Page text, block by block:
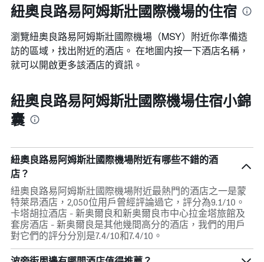
紐奧良路易阿姆斯壯國際機場的住宿
瀏覽紐奧良路易阿姆斯壯國際機場​（MSY​）附近你準備造
訪的區域，找出附近的酒店。 在地圖内按一下酒店名稱，
就可以開啟更多該酒店的資訊。
紐奧良路易阿姆斯壯國際機場住宿小錦
囊
紐奧良路易阿姆斯壯國際機場附近有哪些不錯的酒
店？
紐奧良路易阿姆斯壯國際機場附近最熱門的酒店之一是蒙
特萊昂酒店，2,050位用戶曾經評論過它，評分為9.1/10。
卡塔胡拉酒店 - 新奥爾良和新奥爾良市中心拉金塔旅館及
套房酒店 - 新奥爾良是其他幾間高分的酒店，我們的用戶
對它們的評分分別是7.4/10和7.4/10。